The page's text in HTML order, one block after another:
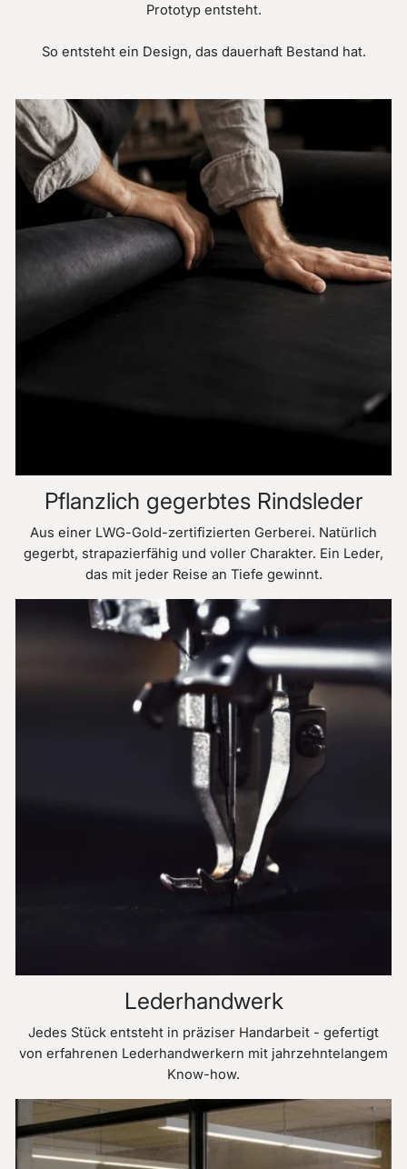
Prototyp entsteht.
So entsteht ein Design, das dauerhaft Bestand hat.
Pflanzlich gegerbtes Rindsleder
Aus einer LWG-Gold-zertifizierten Gerberei. Natürlich
gegerbt, strapazierfähig und voller Charakter. Ein Leder,
das mit jeder Reise an Tiefe gewinnt.
Lederhandwerk
Jedes Stück entsteht in präziser Handarbeit - gefertigt
von erfahrenen Lederhandwerkern mit jahrzehntelangem
Know-how.